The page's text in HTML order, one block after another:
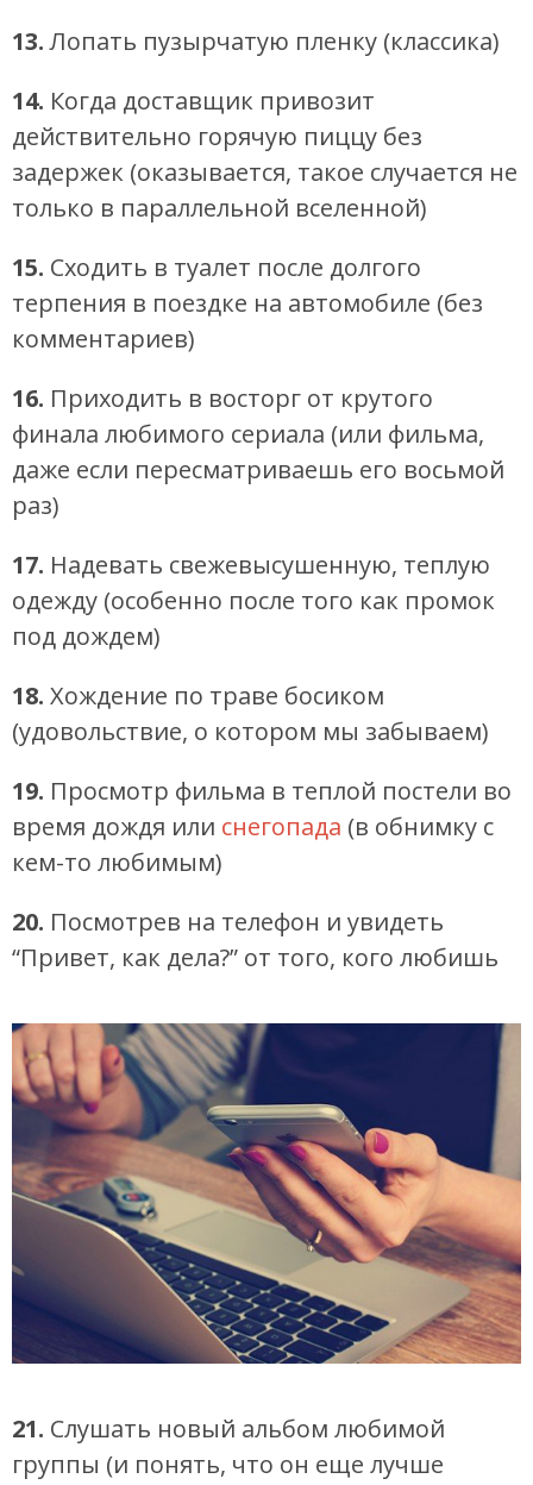
13.Лопать пузырчатую пленку (классика)
14. Когда доставщик привозит
действительно горячую пиццу без
задержек (оказывается, такое случается не
только в параллельной вселенной)
15. Сходить в туалет после долгого
терпения в поездке на автомобиле (без
комментариев)
16. Приходить в восторг от крутого
финала любимого сериала (или фильма,
даже если пересматриваешь его восьмой
раз)
17. Надевать свежевысушенную, теплую
одежду (особенно после того как промок
под дождем)
18. Хождение по траве босиком
(удовольствие, о котором мы забываем)
19. Просмотр фильма в теплой постели во
время дождя или снегопада (в обнимку с
кем-то любимым)
20. Посмотрев на телефон и увидеть
“Привет, как дела?” от того, кого любишь
21. Слушать новый альбом любимой
группы (и понять, что он еще лучше